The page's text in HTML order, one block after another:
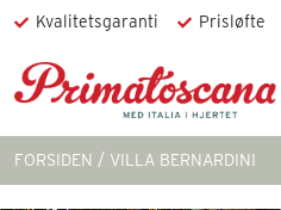
Kvalitetsgaranti Prisløfte
FORSIDEN VILLA BERNARDINI